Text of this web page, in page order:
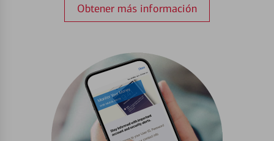
Obtener más información